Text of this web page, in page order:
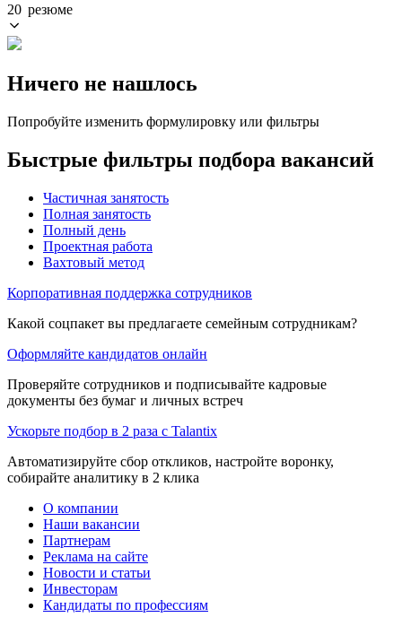
20 резюме
Ничего не нашлось
Попробуйте изменить формулировку или фильтры
Быстрые фильтры подбора вакансий
Частичная занятость
Полная занятость
Полный день
Проектная работа
Вахтовый метод
Корпоративная поддержка сотрудников
Какой соцпакет вы предлагаете семейным сотрудникам?
Оформляйте кандидатов онлайн
Проверяйте сотрудников и подписывайте кадровые
документы без бумаг и личных встреч
Ускорьте подбор в 2 раза с Talantix
Автоматизируйте сбор откликов, настройте воронку,
собирайте аналитику в 2 клика
О компании
Наши вакансии
Партнерам
Реклама на сайте
Новости и статьи
Инвесторам
Кандидаты по профессиям